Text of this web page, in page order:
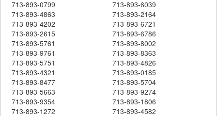
713-893-0799
713-893-6039
713-893-4863
713-893-2164
713-893-4202
713-893-6721
713-893-2615
713-893-6786
713-893-5761
713-893-8002
713-893-9761
713-893-8363
713-893-5751
713-893-4826
713-893-4321
713-893-0185
713-893-8477
713-893-5704
713-893-5663
713-893-9274
713-893-9354
713-893-1806
713-893-1272
713-893-4582